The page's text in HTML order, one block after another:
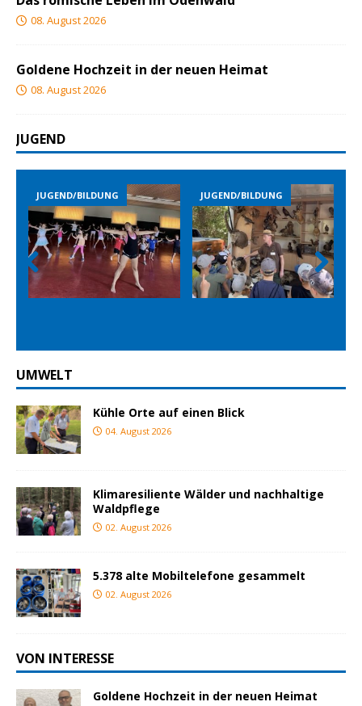
08. August 2026
Goldene Hochzeit in der neuen Heimat
08. August 2026
JUGEND
BILDUNG JUGEND/BILDUNG JUGEND/
Prev
ious
Nex
t
UMWELT
Kühle Orte auf einen Blick
04. August 2026
Klimaresiliente Wälder und nachhaltige
Waldpflege
02. August 2026
5.378 alte Mobiltelefone gesammelt
02. August 2026
VON INTERESSE
Goldene Hochzeit in der neuen Heimat